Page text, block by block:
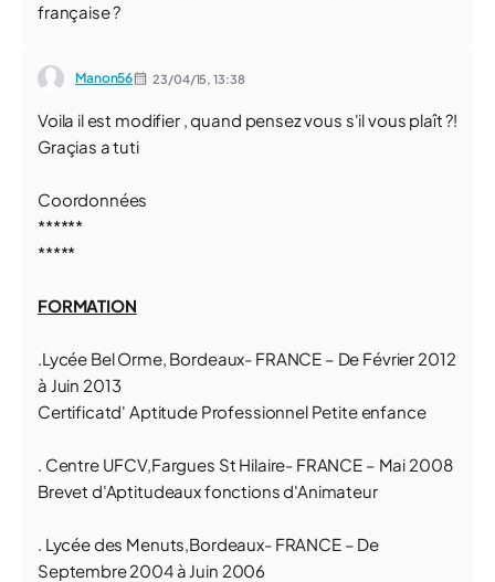
française ?
Manon56 23/04/15,13:38
Voila il est modifier , quand pensez vous s'il vous plaît ?!
Graçias a tuti
Coordonnées
******
*****
FORMATION
.Lycée Bel Orme, Bordeaux- FRANCE – De Février 2012
à Juin 2013
Certificatd' Aptitude Professionnel Petite enfance
. Centre UFCV,Fargues St Hilaire- FRANCE – Mai 2008
Brevet d'Aptitudeaux fonctions d'Animateur
. Lycée des Menuts,Bordeaux- FRANCE – De
Septembre 2004 à Juin 2006